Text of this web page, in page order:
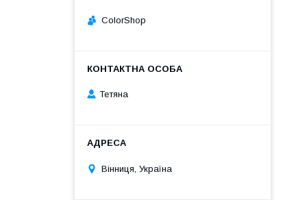
ColorShop
Тетяна
Вінниця, Україна